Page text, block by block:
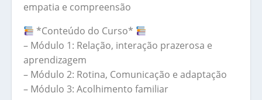
empatia e compreensão
*Conteúdo do Curso*
– Módulo 1: Relação, interação prazerosa e
aprendizagem
– Módulo 2: Rotina, Comunicação e adaptação
– Módulo 3: Acolhimento familiar